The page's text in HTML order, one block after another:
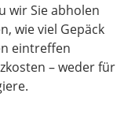
wir Sie abholen
wie viel Gepäck
eintreffen
– weder für